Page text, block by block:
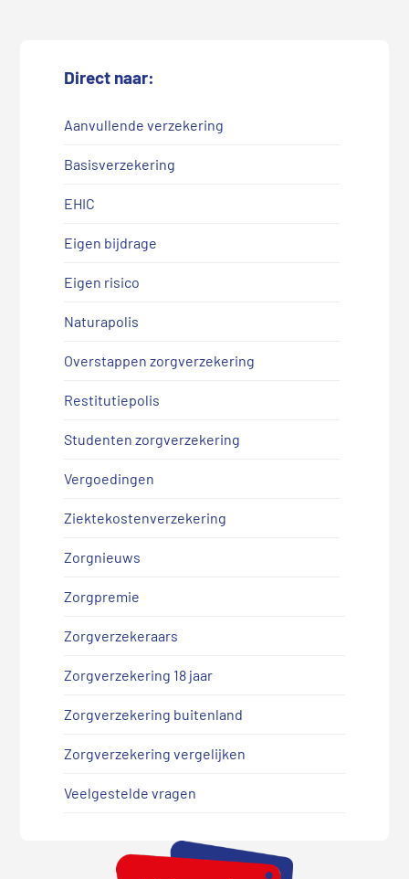
Direct naar:
Aanvullende verzekering
Basisverzekering
EHIC
Eigen bijdrage
Eigen risico
Naturapolis
Overstappen zorgverzekering
Restitutiepolis
Studenten zorgverzekering
Vergoedingen
Ziektekostenverzekering
Zorgnieuws
Zorgpremie
Zorgverzekeraars
Zorgverzekering 18 jaar
Zorgverzekering buitenland
Zorgverzekering vergelijken
Veelgestelde vragen